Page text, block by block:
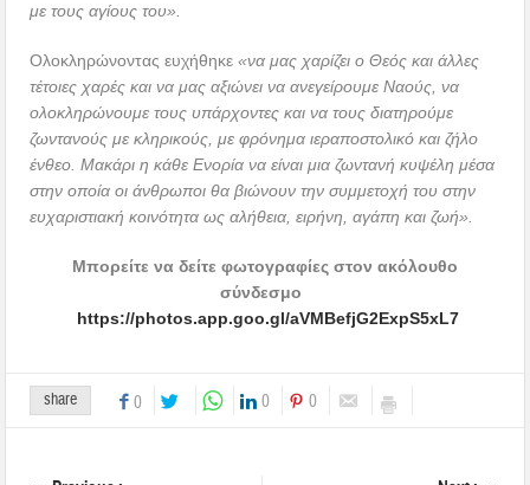
με τους αγίους του».
Ολοκληρώνοντας ευχήθηκε«να μας χαρίζει ο Θεός και άλλες
τέτοιες χαρές και να μας αξιώνει να ανεγείρουμε Ναούς, να
ολοκληρώνουμε τους υπάρχοντες και να τους διατηρούμε
ζωντανούς με κληρικούς, με φρόνημα ιεραποστολικό και ζήλο
ένθεο. Μακάρι η κάθε Ενορία να είναι μια ζωντανή κυψέλη μέσα
στην οποία οι άνθρωποι θα βιώνουν την συμμετοχή του στην
ευχαριστιακή κοινότητα ως αλήθεια, ειρήνη, αγάπη και ζωή».
Μπορείτε να δείτε φωτογραφίες στον ακόλουθο
σύνδεσμο
https://photos.app.goo.gl/aVMBefjG2ExpS5xL7
share 0 0 0